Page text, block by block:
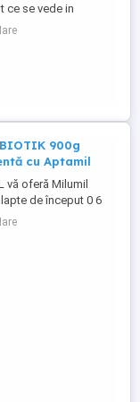
ce se vede in
900g
cu Aptamil
vă oferă Milumil
de început 0 6
care nu pot fi
o nutriție completă
viață Formulat pe
Milumil NUTRI-
armonioasă